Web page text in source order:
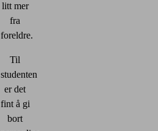
litt mer
fra
foreldre.
Til
studenten
er det
fint å gi
bort